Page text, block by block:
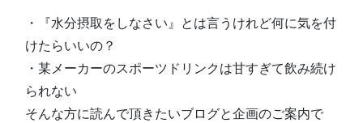
・『水分摂取をしなさい』とは言うけれど何に気を付
けたらいいの？
・某メーカーのスポーツドリンクは甘すぎて飲み続け
られない
そんな方に読んで頂きたいブログと企画のご案内で